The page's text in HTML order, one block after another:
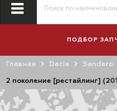
ПОДБОР
АВТОМОБИЛЯ
Главная Dacia Sandero
2 поколение [рестайлинг]